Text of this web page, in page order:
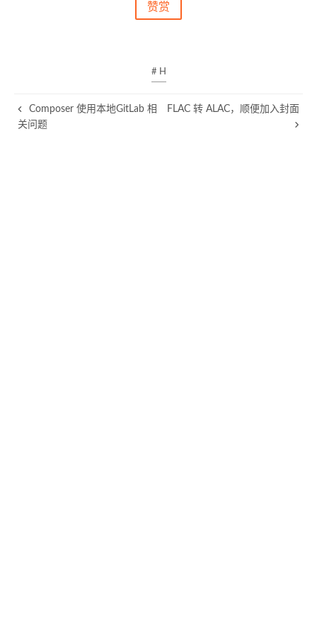
赞赏
# H
Composer 使用本地GitLab 相
关问题
FLAC 转 ALAC，顺便加入封面